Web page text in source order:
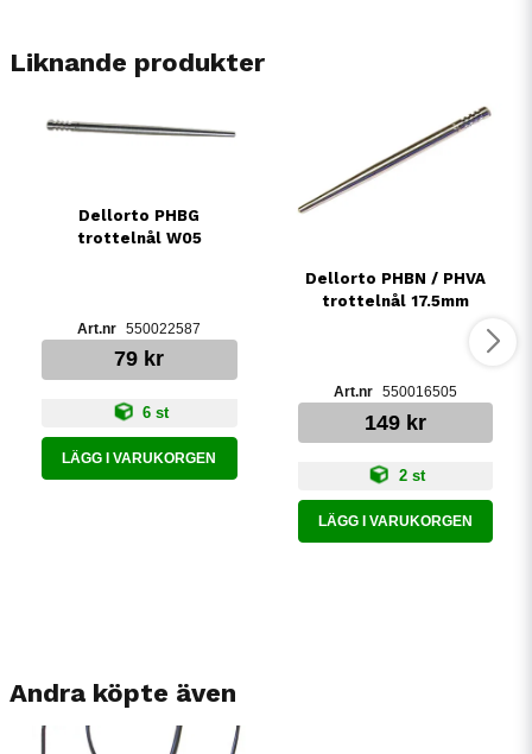
Liknande produkter
Dellorto PHBG
trottelnål W05
550022587
79 kr
6 st
LÄGG I VARUKORGEN
Dellorto PHBN / PHVA
trottelnål 17.5mm
550016505
149 kr
2 st
LÄGG I VARUKORGEN
Andra köpte även